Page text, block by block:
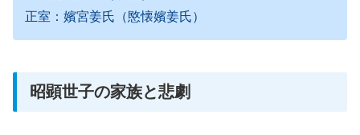
正室：嬪宮姜氏（愍懐嬪姜氏）
昭顕世子の家族と悲劇